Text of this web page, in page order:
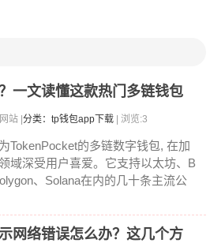
一文读懂这款热门多链钱包
站 | 分类：tp钱包app下载 | 浏览:3
TokenPocket的多链数字钱包, 在加
域深受用户喜爱。它支持以太坊、B
、Solana在内的几十条主流公
网络错误怎么办？这几个方